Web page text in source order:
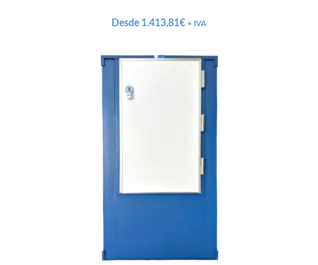
Desde 1.413,81€ + IVA